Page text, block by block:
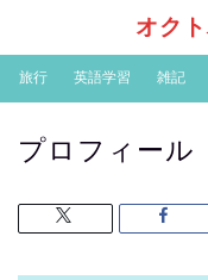
オク
旅行 英語学習 雑記
プロフィール